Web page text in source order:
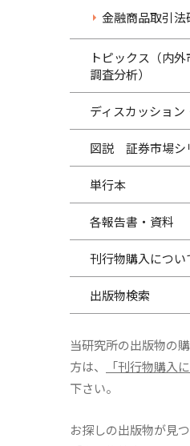
金融商品取引法
トピックス（内
調査分析）
ディスカッション
図説 証券市場シ
単行本
各報告書・資料
刊行物購入につい
出版物検索
当研究所の出版物の
方は、
「刊行物購入
下さい。
お探しの出版物が見